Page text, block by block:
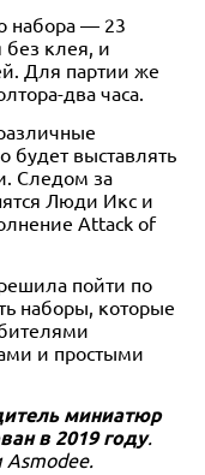
набора — 23
клея, и
Для партии же
два часа.
выставлять
Следом за
Люди Икс и
Attack of
пойти по
наборы, которые
и простыми
миниатюр
в 2019 году.
Asmodee.